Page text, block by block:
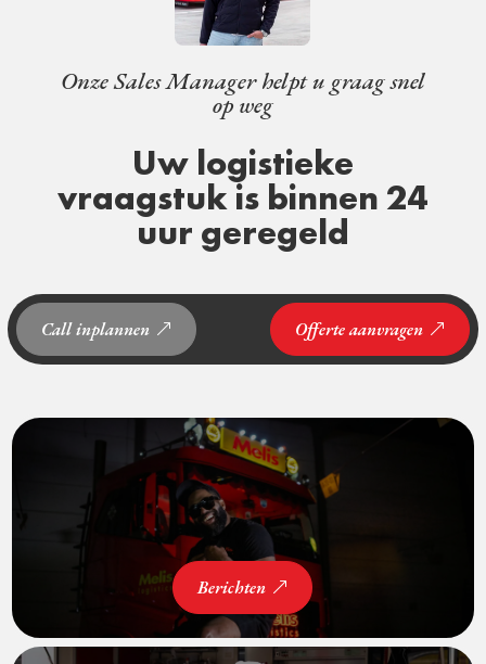
Onze Sales Manager helpt u graag snel
op weg
Uw logistieke
vraagstuk is binnen 24
uur geregeld
Call inplannen Offerte aanvragen
Berichten